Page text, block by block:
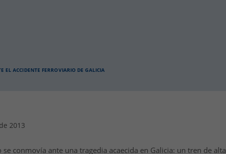
EL ACCIDENTE FERROVIARIO DE GALICIA
2013
se conmovía ante una tragedia acaecida en Galicia: un tren de alta